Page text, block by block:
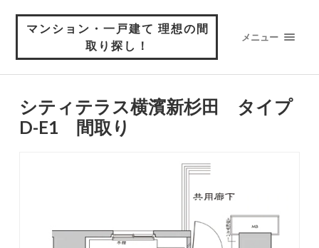
マンション・一戸建て 理想の間
取り探し！
メニュー
シティテラス横濱新杉田 タイプ
D-E1 間取り